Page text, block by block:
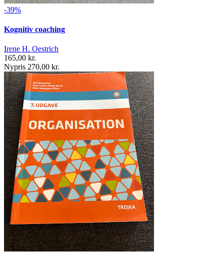
-39%
Kognitiv coaching
Irene H. Oestrich
165,00 kr.
Nypris 270,00 kr.